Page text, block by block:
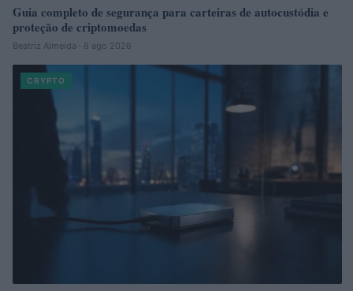
Guia completo de segurança para carteiras de autocustódia e
proteção de criptomoedas
Beatriz Almeida · 6 ago 2026
CRYPTO